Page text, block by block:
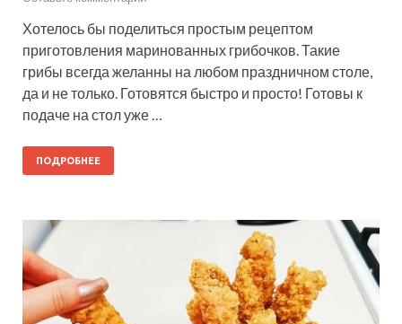
Хотелось бы поделиться простым рецептом
приготовления маринованных грибочков. Такие
грибы всегда желанны на любом праздничном столе,
да и не только. Готовятся быстро и просто! Готовы к
подаче на стол уже …
ПОДРОБНЕЕ